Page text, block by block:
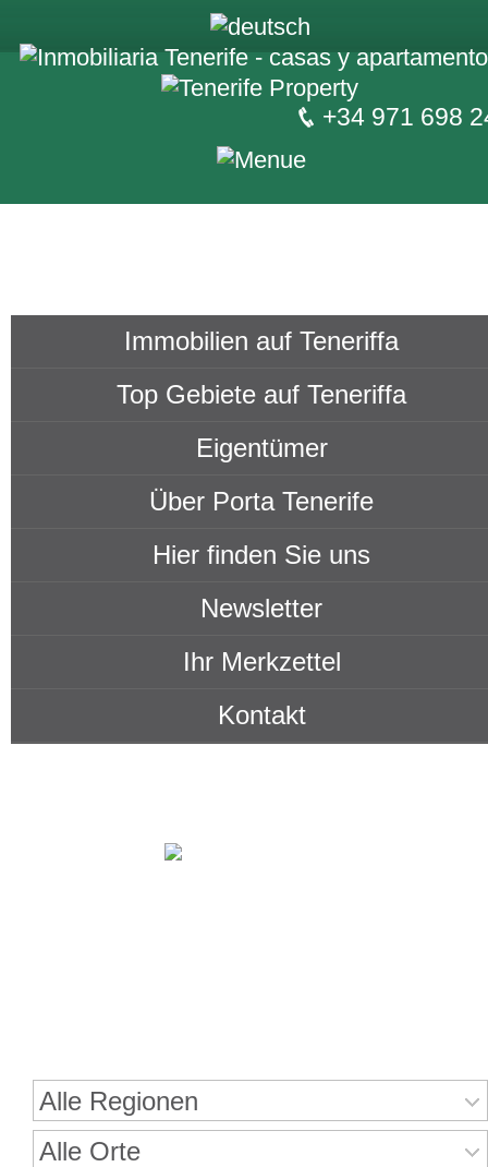
+34 971 698
Immobilien auf Teneriffa
Top Gebiete auf Teneriffa
Eigentümer
Über Porta Tenerife
Hier finden Sie uns
Newsletter
Ihr Merkzettel
Kontakt
Alle Regionen
Alle Orte